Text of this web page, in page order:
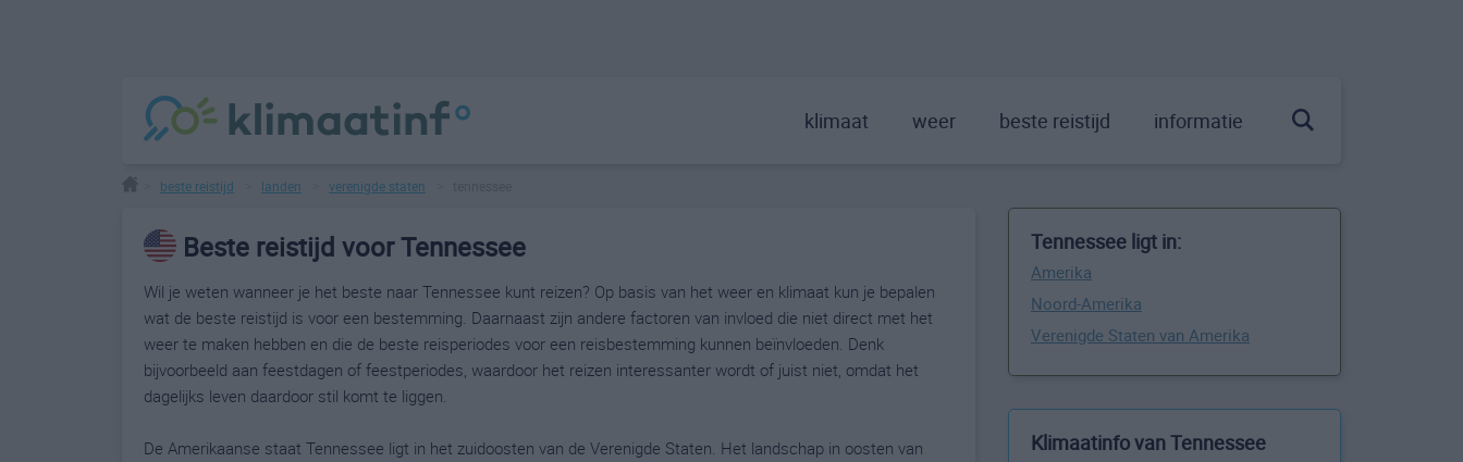
klimaat weer beste reistijd informatie
beste reistijd landen verenigde staten
Beste reistijd voor Tennessee
Wil je weten wanneer je het beste naar Tennessee kunt reizen? Op basis van het weer en klimaat kun je bepalen
wat de beste reistijd is voor een bestemming. Daarnaast zijn andere factoren van invloed die niet direct met het
weer te maken hebben en die de beste reisperiodes voor een reisbestemming kunnen beïnvloeden. Denk
bijvoorbeeld aan feestdagen of feestperiodes, waardoor het reizen interessanter wordt of juist niet, omdat het
dagelijks leven daardoor stil komt te liggen.
De Amerikaanse staat Tennessee ligt in het zuidoosten van de Verenigde Staten. Het landschap in oosten van
Tennessee ligt in:
Amerika
Noord-Amerika
Verenigde Staten van Amerika
Klimaatinfo van Tennessee